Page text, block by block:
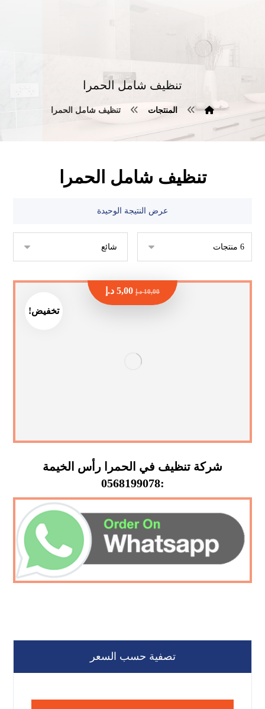
تنظيف شامل الحمرا
المنتجات تنظيف شامل الحمرا
تنظيف شامل الحمرا
عرض النتيجة الوحيدة
تخفيض!
شركة تنظيف في الحمرا رأس الخيمة
:0568199078
10,00 د.إ 5,00 د.إ
تصفية حسب السعر